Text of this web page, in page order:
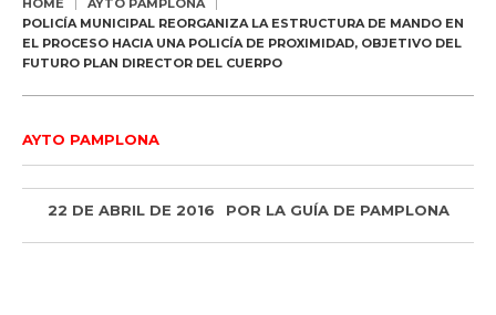
HOME
AYTO PAMPLONA
POLICÍA MUNICIPAL REORGANIZA LA ESTRUCTURA DE MANDO EN
EL PROCESO HACIA UNA POLICÍA DE PROXIMIDAD, OBJETIVO DEL
FUTURO PLAN DIRECTOR DEL CUERPO
AYTO PAMPLONA
22 DE ABRIL DE 2016 POR LA GUÍA DE PAMPLONA